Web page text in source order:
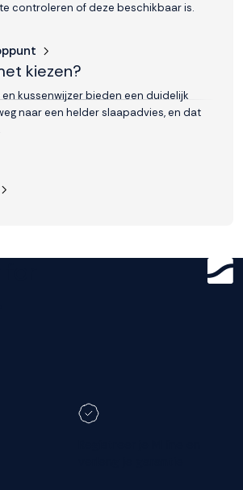
controleren of deze beschikbaar is.
kiezen?
kussenwijzer bieden een duidelijk
naar een helder slaapadvies, en dat